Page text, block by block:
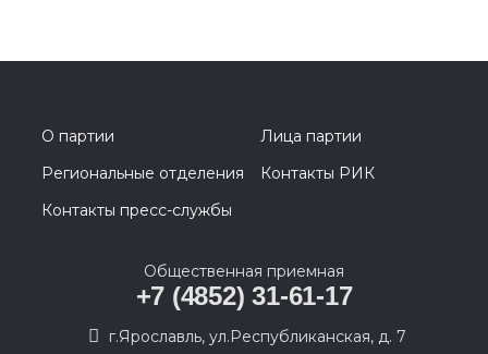
О партии
Лица партии
Региональные отделения
Контакты РИК
Контакты пресс-службы
Общественная приемная
+7 (4852) 31-61-17
г.Ярославль, ул.Республиканская, д. 7